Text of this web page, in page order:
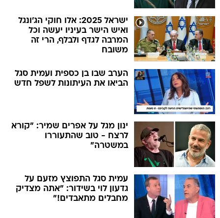
ישראל 2025: אלו חוקי הג'ונגל
ואיש הישר בעיניו יעשה וכל
המרבה לגדף ולבלף, הרי זה
משובח
הערב שבו בן כספית ועמית סגל
הביאו את העיתונות לשפל חדש
ינון מגל על אפרים שמיר: "קורא
לרצח - טוב שהתעוררו
במשטרה"
עמית סגל התפוצץ מזעם על
גדעון לוי בשידור: "אתה מצדיק
מחבלים מתאבדים!"